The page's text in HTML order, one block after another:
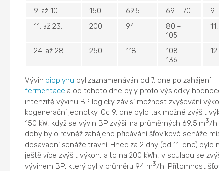
9. až 10.
150 69.5 69 – 70
9
11. až 23.
200 94
80 –
105
24. až 28. 250 118
108 –
136
12
Vývin bioplynu byl zaznamenáván od 7. dne po zahájení
fermentace a od tohoto dne byly proto výsledky
intenzitě vývinu BP logicky závisí možnost zvyšování
kogenerační jednotky. Od 9. dne bylo tak možné zvýšit
150 kW, když se vývin BP zvýšil na průměrných 69,5 m3/
doby bylo rovněž zahájeno přidávání šťovíkové senáže
dosavadní senáže travní. Hned za 2 dny (od 11. dne) bylo
ještě více zvýšit výkon, a to na 200 kWh, v souladu se
vývinem BP, který byl v průměru 94 m3/h. Přítomnost